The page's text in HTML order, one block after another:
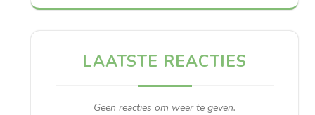
LAATSTE REACTIES
Geen reacties om weer te geven.